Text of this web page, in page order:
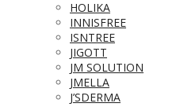
HOLIKA
INNISFREE
ISNTREE
JIGOTT
JM SOLUTION
JMELLA
J’SDERMA